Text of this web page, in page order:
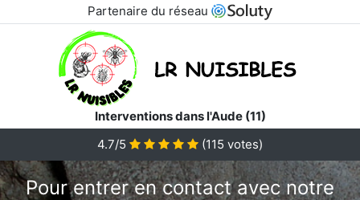
Partenaire du réseau
Interventions dans l'Aude (11)
4.7/5
(115 votes)
Pour entrer en contact avec notre